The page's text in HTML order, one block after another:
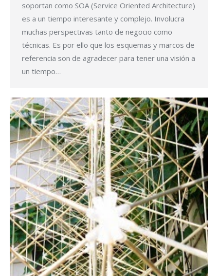
soportan como SOA (Service Oriented Architecture)
es a un tiempo interesante y complejo. Involucra
muchas perspectivas tanto de negocio como
técnicas. Es por ello que los esquemas y marcos de
referencia son de agradecer para tener una visión a
un tiempo…